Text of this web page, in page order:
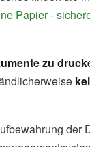
Papier -
zu
der